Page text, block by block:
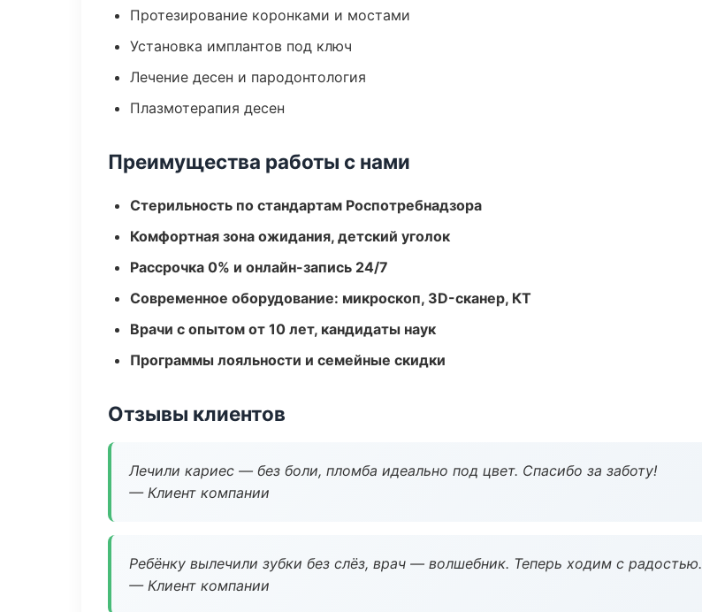
Протезирование коронками и мостами
Установка имплантов под ключ
Лечение десен и пародонтология
Плазмотерапия десен
Преимущества работы с нами
Стерильность по стандартам Роспотребнадзора
Комфортная зона ожидания, детский уголок
Рассрочка 0% и онлайн-запись 24/7
Современное оборудование: микроскоп, 3D-сканер, КТ
Врачи с опытом от 10 лет, кандидаты наук
Программы лояльности и семейные скидки
Отзывы клиентов
Лечили кариес — без боли, пломба идеально под цвет. Спасибо за заботу!
— Клиент компании
Ребёнку вылечили зубки без слёз, врач — волшебник. Теперь ходим с радостью.
— Клиент компании